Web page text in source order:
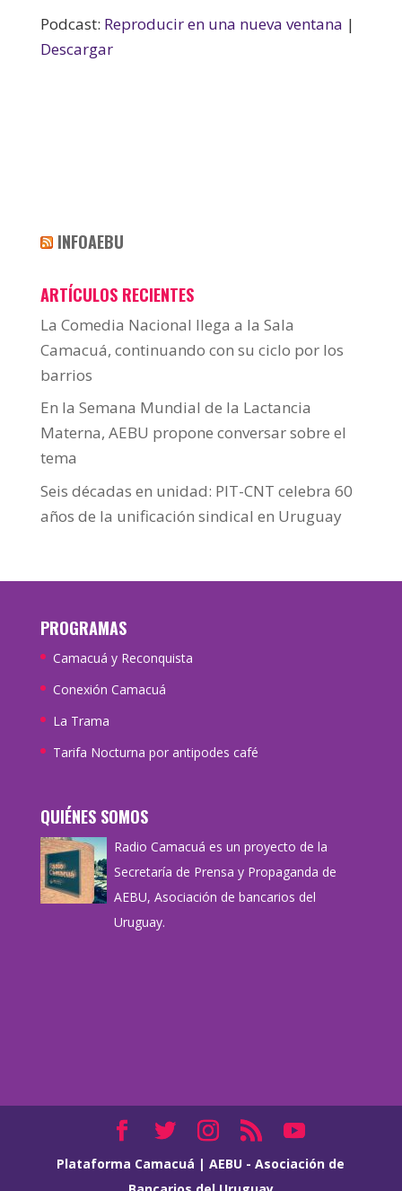
Podcast: Reproducir en una nueva ventana |
Descargar
INFOAEBU
ARTÍCULOS RECIENTES
La Comedia Nacional llega a la Sala
Camacuá, continuando con su ciclo por los
barrios
En la Semana Mundial de la Lactancia
Materna, AEBU propone conversar sobre el
tema
Seis décadas en unidad: PIT-CNT celebra 60
años de la unificación sindical en Uruguay
PROGRAMAS
Camacuá y Reconquista
Conexión Camacuá
La Trama
Tarifa Nocturna por antipodes café
QUIÉNES SOMOS
Radio Camacuá es un proyecto de la
Secretaría de Prensa y Propaganda de
AEBU, Asociación de bancarios del
Uruguay.
Plataforma Camacuá |AEBU - Asociación de